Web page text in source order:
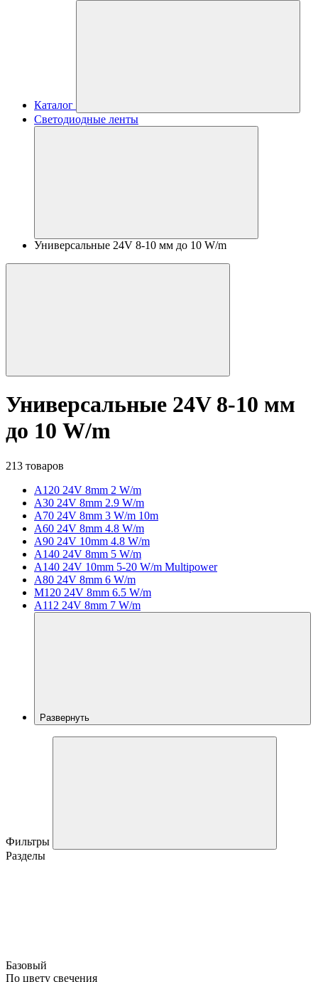
Каталог
Светодиодные ленты
Универсальные 24V 8-10 мм до 10 W/m
Универсальные 24V 8-10 мм
до 10 W/m
213 товаров
A120 24V 8mm 2 W/m
A30 24V 8mm 2.9 W/m
A70 24V 8mm 3 W/m 10m
A60 24V 8mm 4.8 W/m
A90 24V 10mm 4.8 W/m
A140 24V 8mm 5 W/m
A140 24V 10mm 5-20 W/m Multipower
A80 24V 8mm 6 W/m
M120 24V 8mm 6.5 W/m
A112 24V 8mm 7 W/m
Развернуть
Фильтры
Разделы
Базовый
По цвету свечения